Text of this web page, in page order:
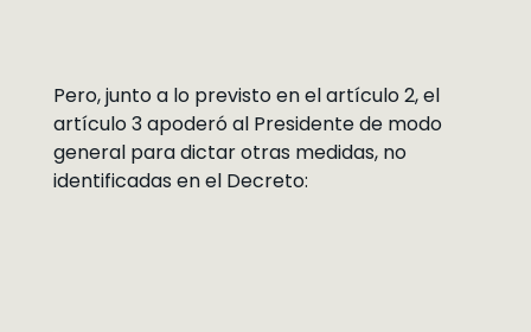
Pero, junto a lo previsto en el artículo 2, el
artículo 3 apoderó al Presidente de modo
general para dictar otras medidas, no
identificadas en el Decreto: